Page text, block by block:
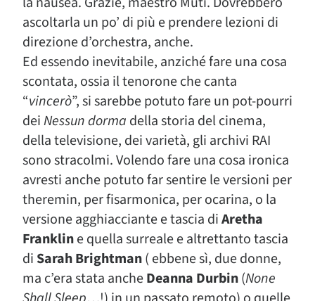
ascoltarla un po’ di più e prendere lezioni di
direzione d’orchestra, anche.
Ed essendo inevitabile, anziché fare una cosa
scontata, ossia il tenorone che canta
“vincerò”, si sarebbe potuto fare un pot-pourri
deiNessun dorma della storia del cinema,
della televisione, dei varietà, gli archivi RAI
sono stracolmi. Volendo fare una cosa ironica
avresti anche potuto far sentire le versioni per
theremin, per fisarmonica, per ocarina, o la
versione agghiacciante e tascia diAretha
Frankline quella surreale e altrettanto tascia
di Sarah Brightman( ebbene sì, due donne,
ma c’era stata ancheDeanna Durbin(None